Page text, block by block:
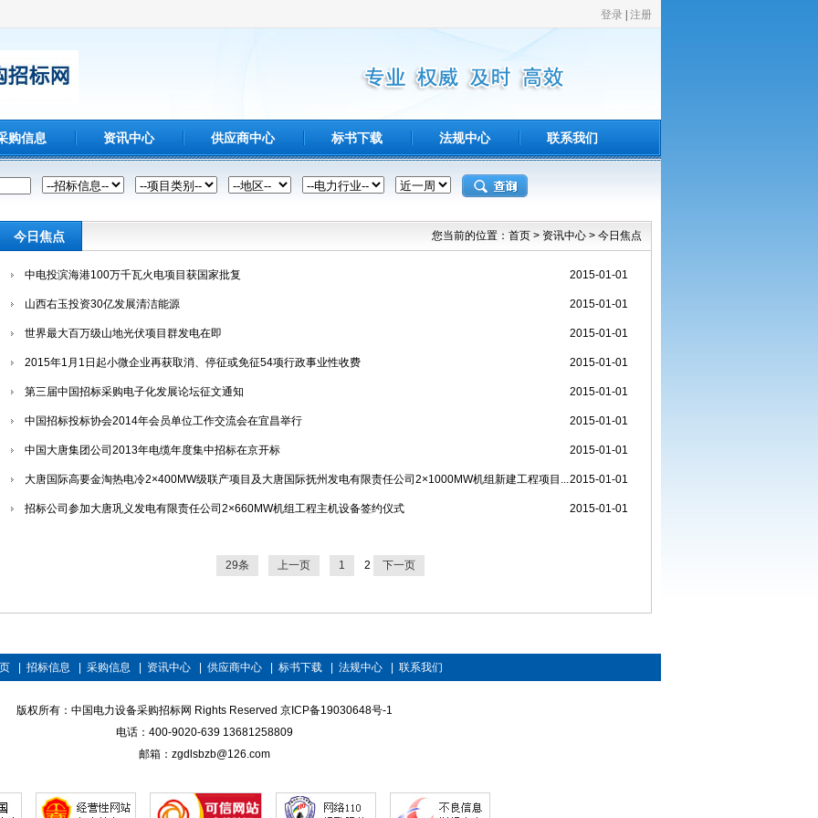
购信息 资讯中心 供应商中心 标书下载 法规中心 联系我们
您当前的位置： 首页 > 资讯中心 > 今日焦点
今日焦点
2015-01-01
中电投滨海港100万千瓦火电项目获国家批复
2015-01-01
山西右玉投资30亿发展清洁能源
2015-01-01
世界最大百万级山地光伏项目群发电在即
2015-01-01
2015年1月1日起小微企业再获取消、停征或免征54项行政事业性收费
2015-01-01
第三届中国招标采购电子化发展论坛征文通知
2015-01-01
中国招标投标协会2014年会员单位工作交流会在宜昌举行
2015-01-01
中国大唐集团公司2013年电缆年度集中招标在京开标
2015-01-01
大唐国际高要金淘热电冷2×400MW级联产项目及大唐国际抚州发电有限责任公司2×1000MW机组新建工程项目...
2015-01-01
招标公司参加大唐巩义发电有限责任公司2×660MW机组工程主机设备签约仪式
29条 上一页 1 2 下一页
招标信息 采购信息 资讯中心 供应商中心 标书下载 法规中心 联系我们
版权所有：中国电力设备采购招标网 Rights Reserved 京ICP备19030648号-1
电话：400-9020-639 13681258809
邮箱：zgdlsbzb@126.com